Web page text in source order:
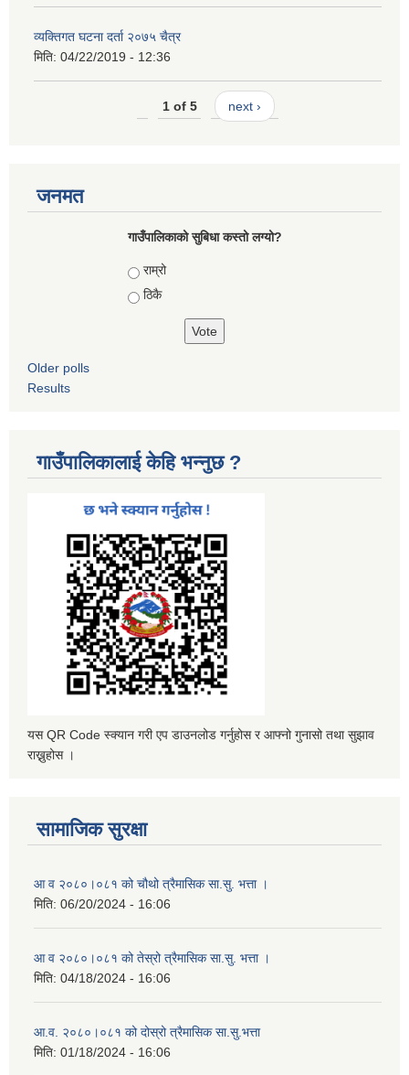
व्यक्तिगत घटना दर्ता २०७५ चैत्र
मिति: 04/22/2019 - 12:36
1 of 5 next ›
जनमत
गाउँपालिकाको सुबिधा कस्तो लग्यो?
Choices
राम्रो
ठिकै
Older polls
Results
गाउँपालिकालाई केहि भन्नुछ ?
यस QR Code स्क्यान गरी एप डाउनलोड गर्नुहोस र आफ्नो गुनासो तथा सुझाव
राख्नुहोस ।
सामाजिक सुरक्षा
आ व २०८०।०८१ को चौथो त्रैमासिक सा.सु. भत्ता ।
मिति: 06/20/2024 - 16:06
आ व २०८०।०८१ को तेस्रो त्रैमासिक सा.सु. भत्ता ।
मिति: 04/18/2024 - 16:06
आ.व. २०८०।०८१ को दोस्रो त्रैमासिक सा.सु.भत्ता
मिति: 01/18/2024 - 16:06